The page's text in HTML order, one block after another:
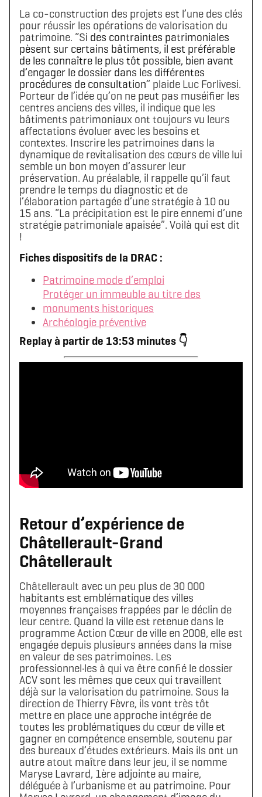
Télécharger le logo
Télécharger le dossier d'identité complet
La co-construction des projets est l’une des clés
pour réussir les opérations de valorisation du
patrimoine. “Si des contraintes patrimoniales
pèsent sur certains bâtiments, il est préférable
de les connaître le plus tôt possible, bien avant
d’engager le dossier dans les différentes
procédures de consultation” plaide Luc Forlivesi.
Porteur de l’idée qu’on ne peut pas muséifier les
centres anciens des villes, il indique que les
bâtiments patrimoniaux ont toujours vu leurs
affectations évoluer avec les besoins et
contextes. Inscrire les patrimoines dans la
dynamique de revitalisation des cœurs de ville lui
semble un bon moyen d’assurer leur
préservation. Au préalable, il rappelle qu’il faut
prendre le temps du diagnostic et de
l’élaboration partagée d’une stratégie à 10 ou
15 ans. “La précipitation est le pire ennemi d’une
stratégie patrimoniale apaisée”. Voilà qui est dit
!
Fiches dispositifs de la DRAC :
Patrimoine mode d’emploi
Protéger un immeuble au titre des
monuments historiques
Archéologie préventive
Replay à partir de 13:53 minutes 👇
Retour d’expérience de
Châtellerault-Grand
Châtellerault
Châtellerault avec un peu plus de 30 000
habitants est emblématique des villes
moyennes françaises frappées par le déclin de
leur centre. Quand la ville est retenue dans le
programme Action Cœur de ville en 2008, elle est
engagée depuis plusieurs années dans la mise
en valeur de ses patrimoines. Les
professionnel·les à qui va être confié le dossier
ACV sont les mêmes que ceux qui travaillent
déjà sur la valorisation du patrimoine. Sous la
direction de Thierry Fèvre, ils vont très tôt
mettre en place une approche intégrée de
toutes les problématiques du cœur de ville et
gagner en compétence ensemble, soutenu par
des bureaux d’études extérieurs. Mais ils ont un
autre atout maître dans leur jeu, il se nomme
Maryse Lavrard, 1ère adjointe au maire,
déléguée à l’urbanisme et au patrimoine. Pour